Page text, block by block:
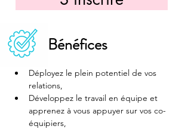
Bénéfices
Déployez le plein potentiel de vos
relations,
Développez le travail en équipe et
apprenez à vous appuyer sur vos co-
équipiers,